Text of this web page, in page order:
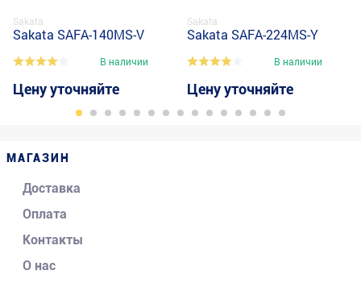
Sakata
Sakata SAFA-140MS-V
В наличии
Цену уточняйте
Sakata
Sakata SAFA-224MS-Y
В наличии
Цену уточняйте
МАГАЗИН
Доставка
Оплата
Контакты
О нас